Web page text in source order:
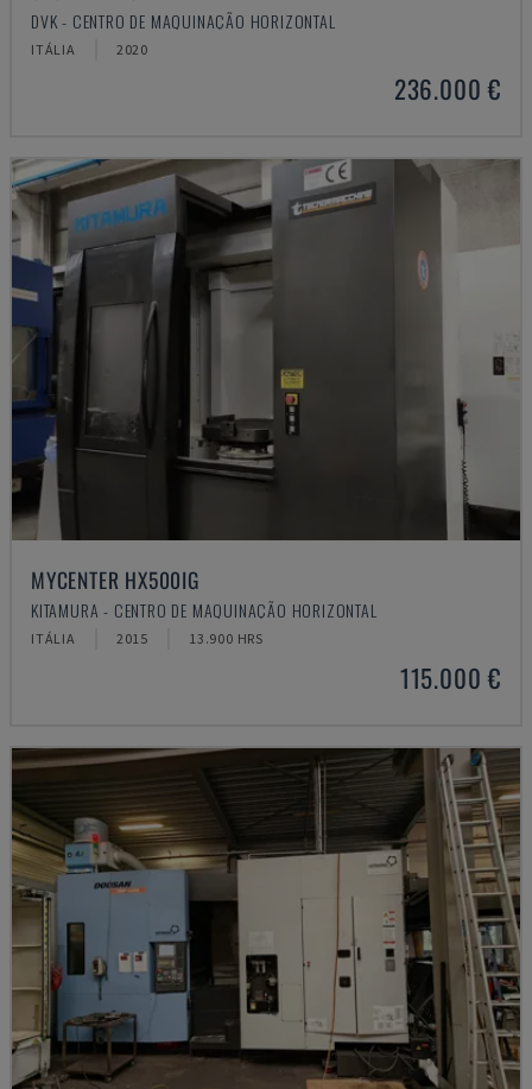
DVK - CENTRO DE MAQUINAÇÃO HORIZONTAL
ITÁLIA 2020
236.000 €
MYCENTER HX500IG
KITAMURA - CENTRO DE MAQUINAÇÃO HORIZONTAL
ITÁLIA 2015 13.900 HRS
115.000 €